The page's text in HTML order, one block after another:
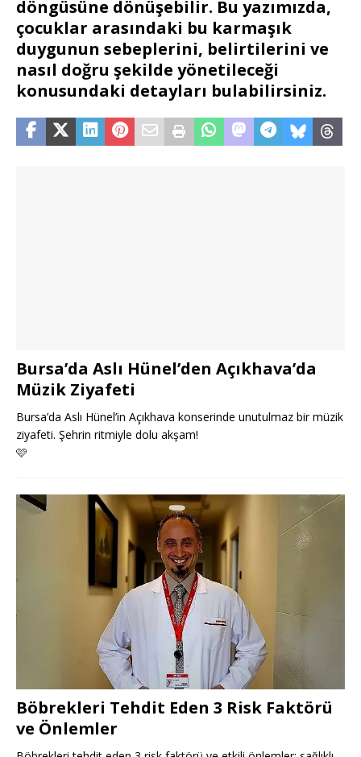
döngüsüne dönüşebilir. Bu yazımızda,
çocuklar arasındaki bu karmaşık
duygunun sebeplerini, belirtilerini ve
nasıl doğru şekilde yönetileceği
konusundaki detayları bulabilirsiniz.
Bursa’da Aslı Hünel’den Açıkhava’da
Müzik Ziyafeti
Bursa’da Aslı Hünel’in Açıkhava konserinde unutulmaz bir müzik
ziyafeti. Şehrin ritmiyle dolu akşam!
🩷
Böbrekleri Tehdit Eden 3 Risk Faktörü
ve Önlemler